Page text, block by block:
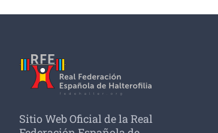
Sitio Web Oficial de la Real